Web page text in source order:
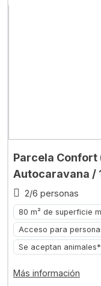
Parcela Confort
Autocaravana /
2/6 personas
80 m² de superficie
Acceso para
Se aceptan animales*
Más información